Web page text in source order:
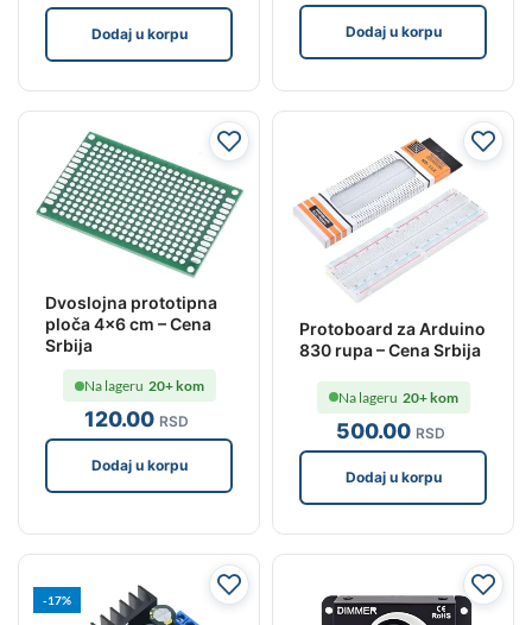
Dodaj u korpu Dodaj u korpu
Dvoslojna prototipna
ploča 4×6 cm – Cena
Srbija
120.00 RSD
Na lageru 20+ kom
Dodaj u korpu
Protoboard za Arduino
830 rupa – Cena Srbija
500.00 RSD
Na lageru 20+ kom
Dodaj u korpu
-17%